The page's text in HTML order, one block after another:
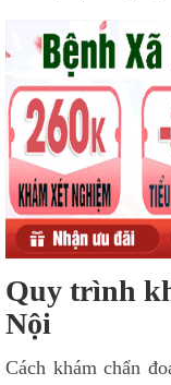
Quy trình
Nội
Cách khám chẩn